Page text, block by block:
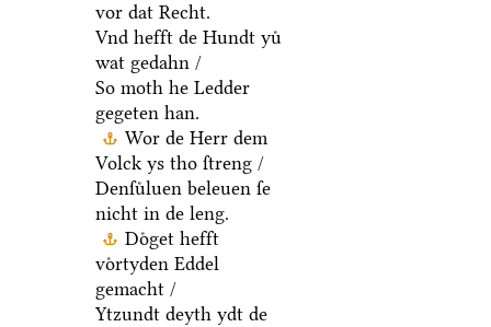
vor dat Recht.
Vnd hefft de Hundt yuͤ
wat gedahn /
So moth he Ledder
gegeten han.
Wor de Herr dem
Volck ys tho ſtreng /
Denſuͤluen beleuen ſe
nicht in de leng.
Doͤget hefft
voͤrtyden Eddel
gemacht /
Ytzundt deyth ydt de